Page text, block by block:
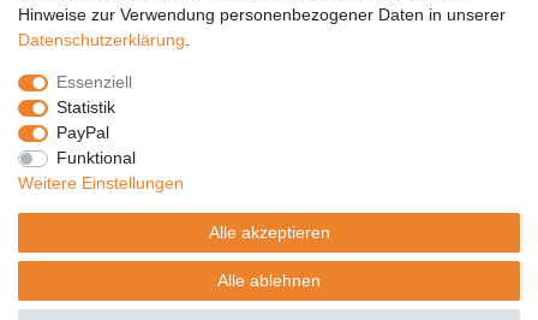
PaketPLUS
SPONSORING
Malchower SV 90
Malchower Wölfe
ZERTIFIKATE
Händlerbund
Trusted Shops
Hinweise zur Verwendung personenbezogener Daten in unserer
Daten­schutz­erklärung
Essenziell
Statistik
PayPal
Funktional
Weitere Einstellungen
Alle akzeptieren
Alle ablehnen